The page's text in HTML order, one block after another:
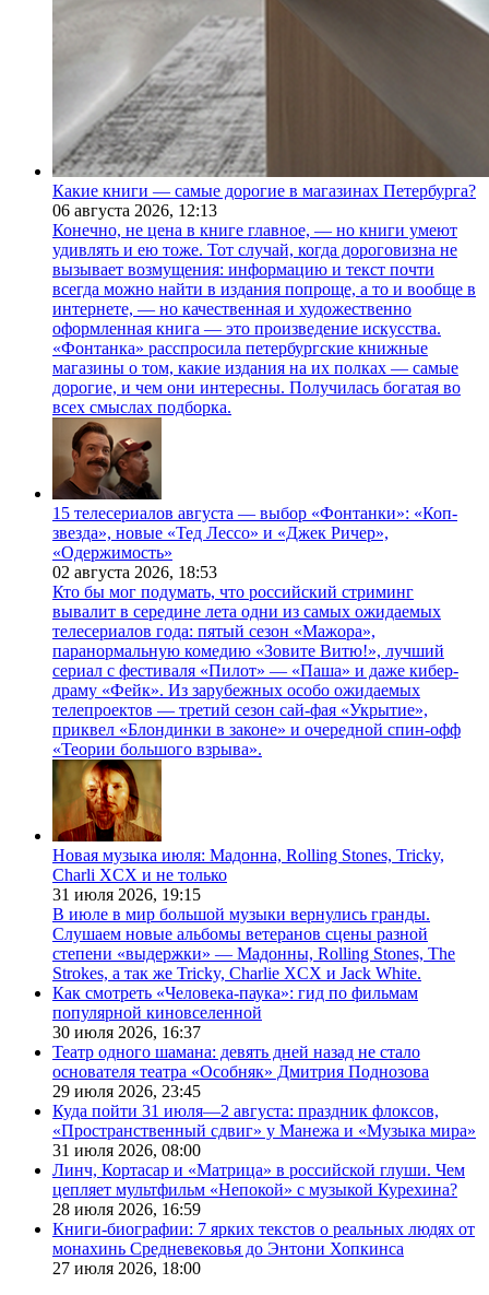
Какие книги — самые дорогие в магазинах Петербурга?
06 августа 2026, 12:13
Конечно, не цена в книге главное, — но книги умеют
удивлять и ею тоже. Тот случай, когда дороговизна не
вызывает возмущения: информацию и текст почти
всегда можно найти в издания попроще, а то и вообще в
интернете, — но качественная и художественно
оформленная книга — это произведение искусства.
«Фонтанка» расспросила петербургские книжные
магазины о том, какие издания на их полках — самые
дорогие, и чем они интересны. Получилась богатая во
всех смыслах подборка.
15 телесериалов августа — выбор «Фонтанки»: «Коп-
звезда», новые «Тед Лессо» и «Джек Ричер»,
«Одержимость»
02 августа 2026, 18:53
Кто бы мог подумать, что российский стриминг
вывалит в середине лета одни из самых ожидаемых
телесериалов года: пятый сезон «Мажора»,
паранормальную комедию «Зовите Витю!», лучший
сериал с фестиваля «Пилот» — «Паша» и даже кибер-
драму «Фейк». Из зарубежных особо ожидаемых
телепроектов — третий сезон сай-фая «Укрытие»,
приквел «Блондинки в законе» и очередной спин-офф
«Теории большого взрыва».
Новая музыка июля: Мадонна, Rolling Stones, Tricky,
Charli XCX и не только
31 июля 2026, 19:15
В июле в мир большой музыки вернулись гранды.
Слушаем новые альбомы ветеранов сцены разной
степени «выдержки» — Мадонны, Rolling Stones, The
Strokes, а так же Tricky, Charlie XCX и Jack White.
Как смотреть «Человека-паука»: гид по фильмам
популярной киновселенной
30 июля 2026, 16:37
Театр одного шамана: девять дней назад не стало
основателя театра «Особняк» Дмитрия Поднозова
29 июля 2026, 23:45
Куда пойти 31 июля—2 августа: праздник флоксов,
«Пространственный сдвиг» у Манежа и «Музыка мира»
31 июля 2026, 08:00
Линч, Кортасар и «Матрица» в российской глуши. Чем
цепляет мультфильм «Непокой» с музыкой Курехина?
28 июля 2026, 16:59
Книги-биографии: 7 ярких текстов о реальных людях от
монахинь Средневековья до Энтони Хопкинса
27 июля 2026, 18:00